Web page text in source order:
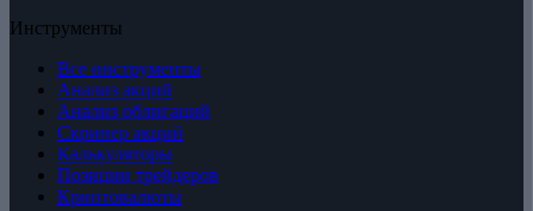
Инструменты
Все инструменты
Анализ акций
Анализ облигаций
Скринер акций
Калькуляторы
Позиции трейдеров
Криптовалюты